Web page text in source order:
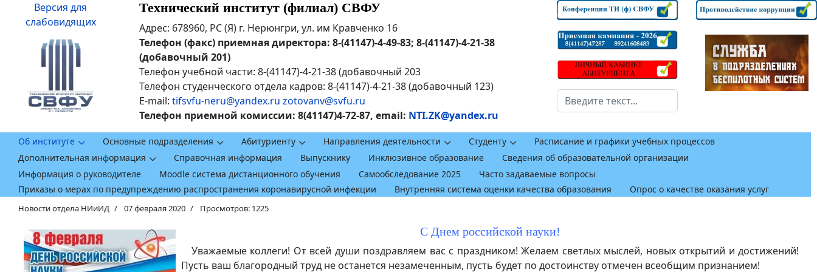
Версия для
слабовидящих
Технический институт (филиал) СВФУ
Адрес: 678960, РС (Я) г. Нерюнгри, ул. им Кравченко 16
Телефон (факс) приемная директора: 8-(41147)-4-49-83; 8-(41147)-4-21-38
(добавочный 201)
Телефон учебной части: 8-(41147)-4-21-38 (добавочный 203
Телефон студенческого отдела кадров: 8-(41147)-4-21-38 (добавочный 123)
E-mail: tifsvfu-neru@yandex.ru zotovanv@svfu.ru
Телефон приемной комиссии: 8(41147)4-72-87, email: NTI.ZK@yandex.ru
Поиск
Об институте Основные подразделения Абитуриенту Направления деятельности Студенту
Расписание и графики учебных процессов
Дополнительная информация
Справочная информация Выпускнику Инклюзивное образование
Сведения об образовательной организации
Информация о руководителе
Moodle система дистанционного обучения Самообследование 2025
Часто задаваемые вопросы
Приказы о мерах по предупреждению распространения коронавирусной инфекции
Внутренняя система оценки качества образования Опрос о качестве оказания услуг
Новости отдела НИиИД 07 февраля 2020 Просмотров: 1225
С Днем российской науки!
Уважаемые коллеги! От всей души поздравляем вас с праздником! Желаем светлых мыслей, новых открытий и достижений!
Пусть ваш благородный труд не останется незамеченным, пусть будет по достоинству отмечен всеобщим признанием!